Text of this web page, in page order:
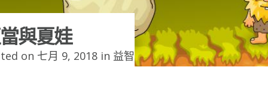
與夏娃
on 七月 9, 2018 in 益智